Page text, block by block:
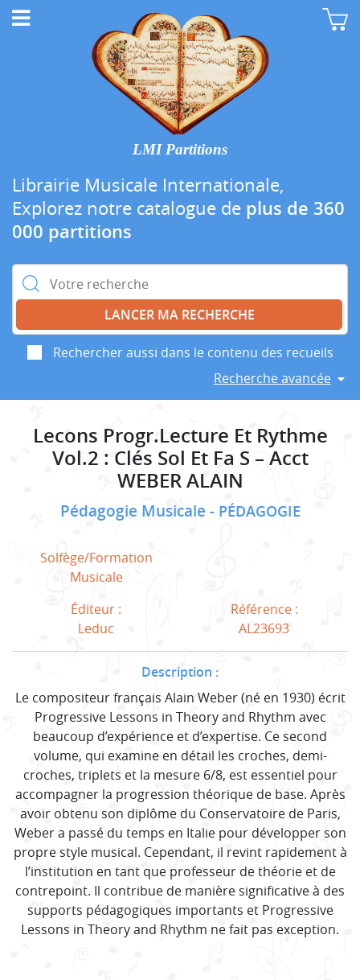
LMI Partitions
Librairie Musicale Internationale,
Explorez notre catalogue de plus de 360
000 partitions
Rechercher :
Rechercher aussi dans le contenu des recueils
Recherche avancée
Lecons Progr.Lecture Et Rythme
Vol.2 : Clés Sol Et Fa S – Acct
WEBER ALAIN
Pédagogie Musicale PÉDAGOGIE
Solfège/Formation
Musicale
Éditeur :
Leduc
Référence :
AL23693
Description :
Le compositeur français Alain Weber (né en 1930) écrit
Progressive Lessons in Theory and Rhythm avec
beaucoup d’expérience et d’expertise. Ce second
volume, qui examine en détail les croches, demi-
croches, triplets et la mesure 6/8, est essentiel pour
accompagner la progression théorique de base. Après
avoir obtenu son diplôme du Conservatoire de Paris,
Weber a passé du temps en Italie pour développer son
propre style musical. Cependant, il revint rapidement à
l’institution en tant que professeur de théorie et de
contrepoint. Il contribue de manière significative à des
supports pédagogiques importants et Progressive
Lessons in Theory and Rhythm ne fait pas exception.